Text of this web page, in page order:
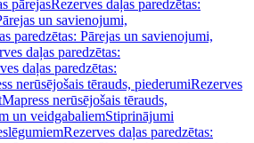
pārejasRezerves daļas paredzētas:
un savienojumi,
paredzētas: Pārejas un savienojumi,
daļas paredzētas:
daļas paredzētas:
nerūsējošais tērauds, piederumiRezerves
nerūsējošais tērauds,
un veidgabaliemStiprinājumi
Rezerves daļas paredzētas: